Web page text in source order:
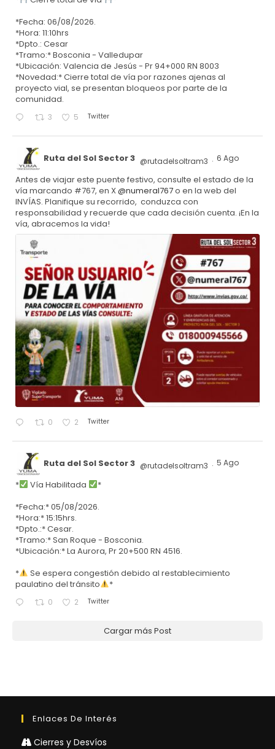
*Fecha: 06/08/2026.
*Hora: 11:10hrs
*Dpto.: Cesar
*Tramo:* Bosconia - Valledupar
*Ubicación: Valencia de Jesús - Pr 94+000 RN 8003
*Novedad:* Cierre total de vía por razones ajenas al
proyecto vial, se presentan bloqueos por parte de la
comunidad.
3 5 Twitter
Ruta del Sol Sector 3 @rutadelsoltram3 · 6 Ago
Antes de viajar este puente festivo, consulte el estado de la
vía marcando #767, en X@numeral767o en la web del
INVÍAS. Planifique su recorrido, conduzca con
responsabilidad y recuerde que cada decisión cuenta. ¡En la
vía, abracemos la vida!
0 2 Twitter
Ruta del Sol Sector 3 @rutadelsoltram3 · 5 Ago
* Vía Habilitada
*
*Fecha:* 05/08/2026.
*Hora:* 15:15hrs.
*Dpto.:* Cesar.
*Tramo:* San Roque - Bosconia.
*Ubicación:* La Aurora, Pr 20+500 RN 4516.
*
Se espera congestión debido al restablecimiento
paulatino del tránsito
*
0 2 Twitter
Cargar más Post
Enlaces De Interés
Cierres y Desvíos